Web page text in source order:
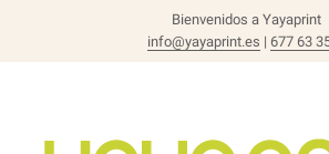
Bienvenidos a Yayaprint
info@yayaprint.es | 677 63